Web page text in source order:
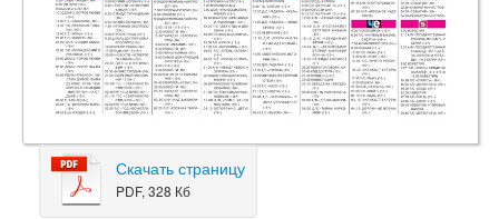
Скачать страницу
PDF, 328 Кб